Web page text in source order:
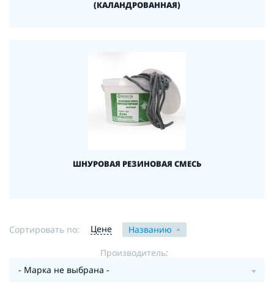
(КАЛАНДРОВАННАЯ)
ШНУРОВАЯ РЕЗИНОВАЯ СМЕСЬ
Сортировать по: Цене Названию
Производитель:
- Марка не выбрана -